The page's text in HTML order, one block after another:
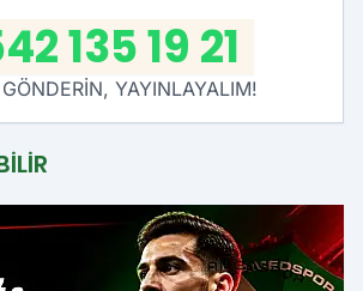
135 19 21
YAYINLAYALIM!